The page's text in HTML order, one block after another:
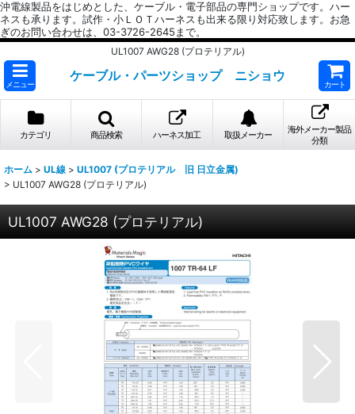
沖電線製品をはじめとした、ケーブル・電子部品の専門ショップです。ハー
ネスも承ります。試作・小ＬＯＴハーネスも出来る限り対応致します。お急
ぎのお問い合わせは、03-3726-2645まで。
UL1007 AWG28 (プロテリアル)
メニュー
ケーブル・パーツショップ ニショウ
カート
カテゴリ 商品検索 ハーネス加工 取扱メーカー
海外メーカー製品
分類
ホーム > UL線 > UL1007 (プロテリアル 旧 日立金属)
> UL1007 AWG28 (プロテリアル)
UL1007 AWG28 (プロテリアル)